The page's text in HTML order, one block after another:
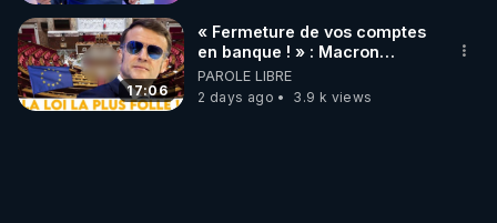
17:06
« Fermeture de vos comptes
en banque ! » : Macron
impose une loi folle !
PAROLE LIBRE
2 days ago
3.9 k views